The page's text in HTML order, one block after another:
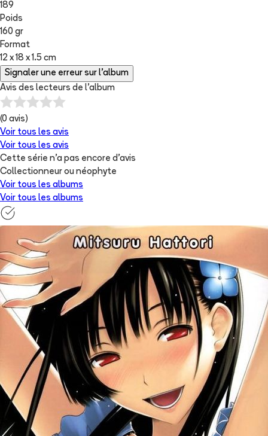
189
Poids
160 gr
Format
12 x 18 x 1.5 cm
Signaler une erreur sur l'album
Avis des lecteurs de l'album
(0 avis)
Voir tous les avis
Voir tous les avis
Cette série n'a pas encore d'avis
Collectionneur ou néophyte
Voir tous les albums
Voir tous les albums